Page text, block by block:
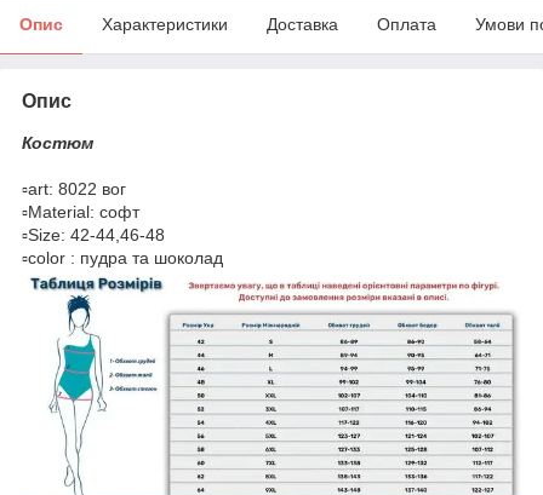
Опис Характеристики Доставка Оплата Умови
Опис
Костюм
▫️art: 8022 вог
▫️Material: софт
▫️Size: 42-44,46-48
▫️color : пудра та шоколад